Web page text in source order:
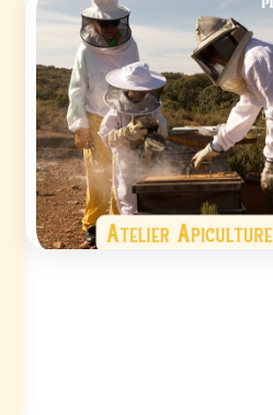
Outlook Live